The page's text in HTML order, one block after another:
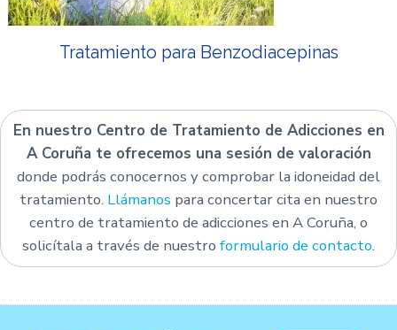
Tratamiento para Benzodiacepinas
En nuestro Centro de Tratamiento de Adicciones en
A Coruña te ofrecemos una sesión de valoración
donde podrás conocernos y comprobar la idoneidad del
tratamiento. Llámanos para concertar cita en nuestro
centro de tratamiento de adicciones en A Coruña, o
solicítala a través de nuestro formulario de contacto.